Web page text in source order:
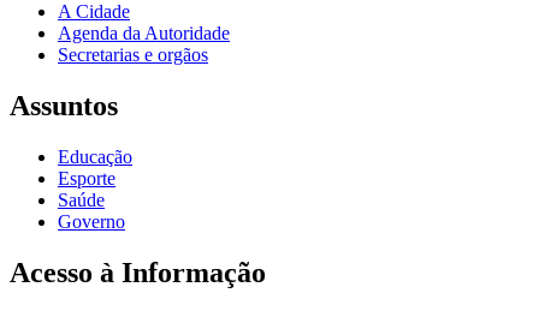
A Cidade
Agenda da Autoridade
Secretarias e orgãos
Assuntos
Educação
Esporte
Saúde
Governo
Acesso à Informação